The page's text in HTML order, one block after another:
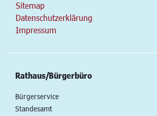
Sitemap
Datenschutzerklärung
Impressum
Rathaus/Bürgerbüro
Bürgerservice
Standesamt